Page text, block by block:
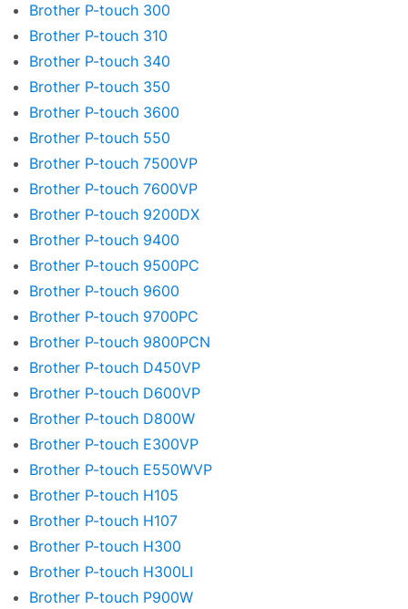
Brother P-touch 300
Brother P-touch 310
Brother P-touch 340
Brother P-touch 350
Brother P-touch 3600
Brother P-touch 550
Brother P-touch 7500VP
Brother P-touch 7600VP
Brother P-touch 9200DX
Brother P-touch 9400
Brother P-touch 9500PC
Brother P-touch 9600
Brother P-touch 9700PC
Brother P-touch 9800PCN
Brother P-touch D450VP
Brother P-touch D600VP
Brother P-touch D800W
Brother P-touch E300VP
Brother P-touch E550WVP
Brother P-touch H105
Brother P-touch H107
Brother P-touch H300
Brother P-touch H300LI
Brother P-touch P900W